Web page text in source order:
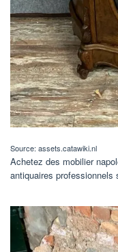
Source: assets.catawiki.nl
Achetez des mobilier
antiquaires professionnels